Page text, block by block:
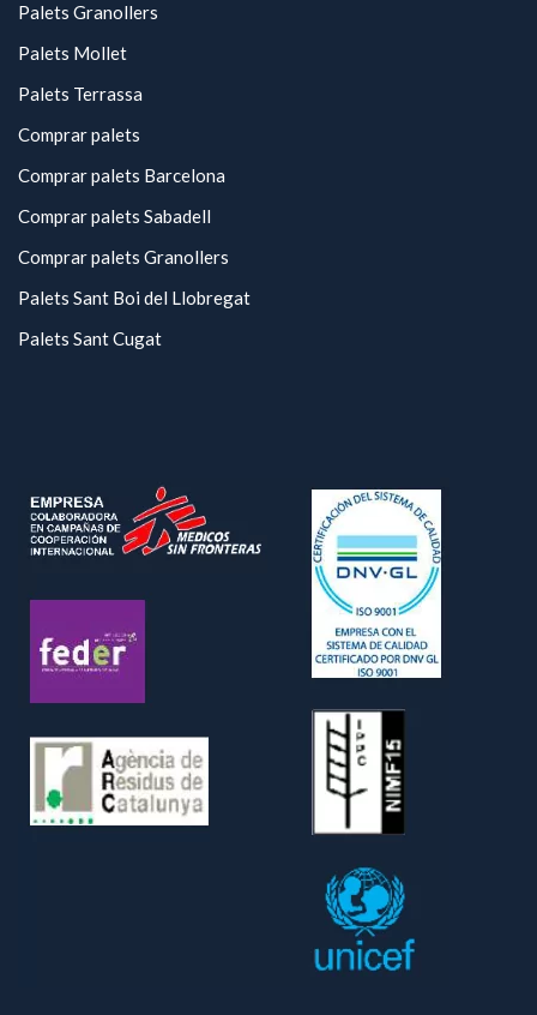
Palets Granollers
Palets Mollet
Palets Terrassa
Comprar palets
Comprar palets Barcelona
Comprar palets Sabadell
Comprar palets Granollers
Palets Sant Boi del Llobregat
Palets Sant Cugat